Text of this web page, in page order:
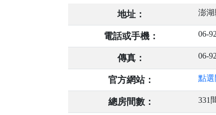
地址： 澎湖
電話或手機： 06-
傳真： 06-
官方網站： 點
總房間數： 331